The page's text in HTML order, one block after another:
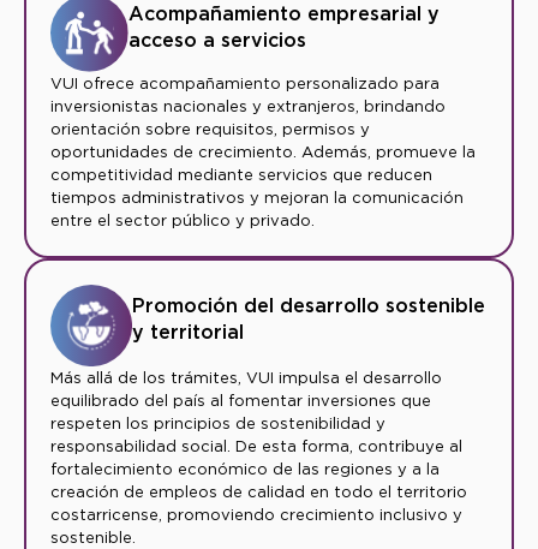
Acompañamiento empresarial y
acceso a servicios
VUI ofrece acompañamiento personalizado para
inversionistas nacionales y extranjeros, brindando
orientación sobre requisitos, permisos y
oportunidades de crecimiento. Además, promueve la
competitividad mediante servicios que reducen
tiempos administrativos y mejoran la comunicación
entre el sector público y privado.
Promoción del desarrollo sostenible
y territorial
Más allá de los trámites, VUI impulsa el desarrollo
equilibrado del país al fomentar inversiones que
respeten los principios de sostenibilidad y
responsabilidad social. De esta forma, contribuye al
fortalecimiento económico de las regiones y a la
creación de empleos de calidad en todo el territorio
costarricense, promoviendo crecimiento inclusivo y
sostenible.